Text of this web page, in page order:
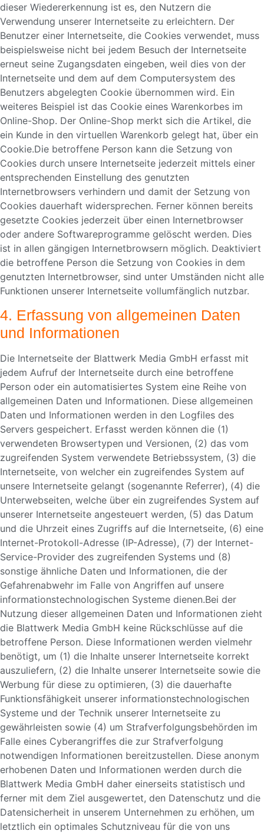
dieser Wiedererkennung ist es, den Nutzern die
Verwendung unserer Internetseite zu erleichtern. Der
Benutzer einer Internetseite, die Cookies verwendet, muss
beispielsweise nicht bei jedem Besuch der Internetseite
erneut seine Zugangsdaten eingeben, weil dies von der
Internetseite und dem auf dem Computersystem des
Benutzers abgelegten Cookie übernommen wird. Ein
weiteres Beispiel ist das Cookie eines Warenkorbes im
Online-Shop. Der Online-Shop merkt sich die Artikel, die
ein Kunde in den virtuellen Warenkorb gelegt hat, über ein
Cookie.Die betroffene Person kann die Setzung von
Cookies durch unsere Internetseite jederzeit mittels einer
entsprechenden Einstellung des genutzten
Internetbrowsers verhindern und damit der Setzung von
Cookies dauerhaft widersprechen. Ferner können bereits
gesetzte Cookies jederzeit über einen Internetbrowser
oder andere Softwareprogramme gelöscht werden. Dies
ist in allen gängigen Internetbrowsern möglich. Deaktiviert
die betroffene Person die Setzung von Cookies in dem
genutzten Internetbrowser, sind unter Umständen nicht alle
Funktionen unserer Internetseite vollumfänglich nutzbar.
4. Erfassung von allgemeinen Daten
und Informationen
Die Internetseite der Blattwerk Media GmbH erfasst mit
jedem Aufruf der Internetseite durch eine betroffene
Person oder ein automatisiertes System eine Reihe von
allgemeinen Daten und Informationen. Diese allgemeinen
Daten und Informationen werden in den Logfiles des
Servers gespeichert. Erfasst werden können die (1)
verwendeten Browsertypen und Versionen, (2) das vom
zugreifenden System verwendete Betriebssystem, (3) die
Internetseite, von welcher ein zugreifendes System auf
unsere Internetseite gelangt (sogenannte Referrer), (4) die
Unterwebseiten, welche über ein zugreifendes System auf
unserer Internetseite angesteuert werden, (5) das Datum
und die Uhrzeit eines Zugriffs auf die Internetseite, (6) eine
Internet-Protokoll-Adresse (IP-Adresse), (7) der Internet-
Service-Provider des zugreifenden Systems und (8)
sonstige ähnliche Daten und Informationen, die der
Gefahrenabwehr im Falle von Angriffen auf unsere
informationstechnologischen Systeme dienen.Bei der
Nutzung dieser allgemeinen Daten und Informationen zieht
die Blattwerk Media GmbH keine Rückschlüsse auf die
betroffene Person. Diese Informationen werden vielmehr
benötigt, um (1) die Inhalte unserer Internetseite korrekt
auszuliefern, (2) die Inhalte unserer Internetseite sowie die
Werbung für diese zu optimieren, (3) die dauerhafte
Funktionsfähigkeit unserer informationstechnologischen
Systeme und der Technik unserer Internetseite zu
gewährleisten sowie (4) um Strafverfolgungsbehörden im
Falle eines Cyberangriffes die zur Strafverfolgung
notwendigen Informationen bereitzustellen. Diese anonym
erhobenen Daten und Informationen werden durch die
Blattwerk Media GmbH daher einerseits statistisch und
ferner mit dem Ziel ausgewertet, den Datenschutz und die
Datensicherheit in unserem Unternehmen zu erhöhen, um
letztlich ein optimales Schutzniveau für die von uns